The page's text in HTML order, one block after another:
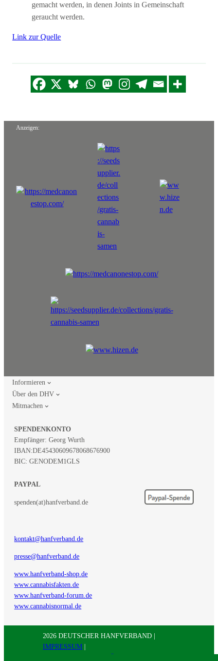
gemacht werden, in denen Joints in Gemeinschaft
geraucht werden.
Link zur Quelle
Anzeigen:
Informieren
Über den DHV
Mitmachen
SPENDENKONTO
Empfänger: Georg Wurth
IBAN:DE45430609678068676900
BIC: GENODEM1GLS
PAYPAL
spenden(at)hanfverband.de
kontakt@hanfverband.de
presse@hanfverband.de
www.hanfverband-shop.de
www.cannabisfakten.de
www.hanfverband-forum.de
www.cannabisnormal.de
2026 DEUTSCHER HANFVERBAND |
IMPRESSUM |
DATENSCHUTZERKLÄRUNG